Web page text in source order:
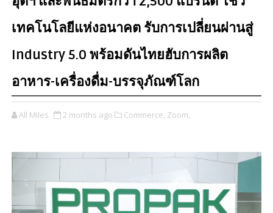
เทคโนโลยีแห่งอนาคต รับการเปลี่ยนผ่านสู่
Industry 5.0 พร้อมดันไทยฮับการผลิต
อาหาร-เครื่องดื่ม-บรรจุภัณฑ์โลก
All Miles 2 months ago Commerce, Zoom,